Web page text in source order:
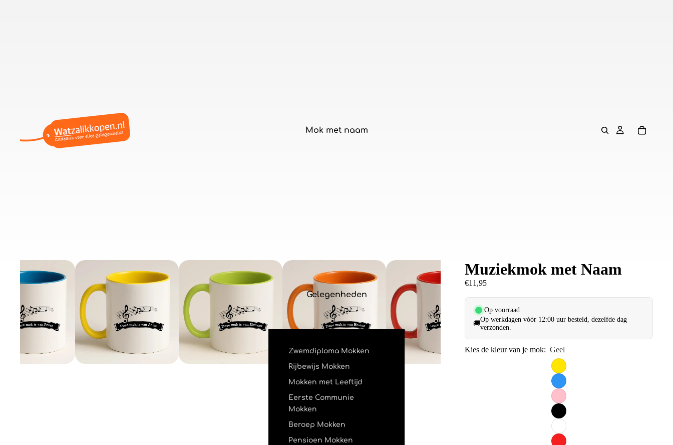
Mok met naam
Gelegenheden
Zwemdiploma Mokken
Rijbewijs Mokken
Mokken met Leeftijd
Eerste Communie
Mokken
Beroep Mokken
Pensioen Mokken
Muziekmok met Naam
€11,95
Op voorraad
🚚
Op werkdagen vóór 12:00 uur besteld, dezelfde dag
verzonden.
Kies de kleur van je mok: Geel